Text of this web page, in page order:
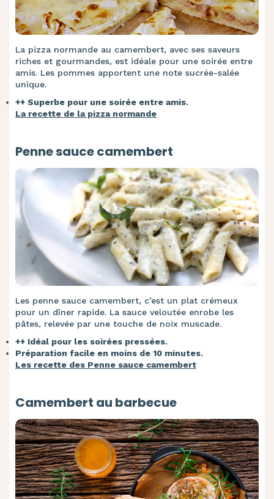
La pizza normande au camembert, avec ses saveurs
riches et gourmandes, est idéale pour une soirée entre
amis. Les pommes apportent une note sucrée-salée
unique.
++ Superbe pour une soirée entre amis.
La recette de la pizza normande
Penne sauce camembert
Les penne sauce camembert, c’est un plat crémeux
pour un dîner rapide. La sauce veloutée enrobe les
pâtes, relevée par une touche de noix muscade.
++ Idéal pour les soirées pressées.
Préparation facile en moins de 10 minutes.
Les recette des Penne sauce camembert
Camembert au barbecue